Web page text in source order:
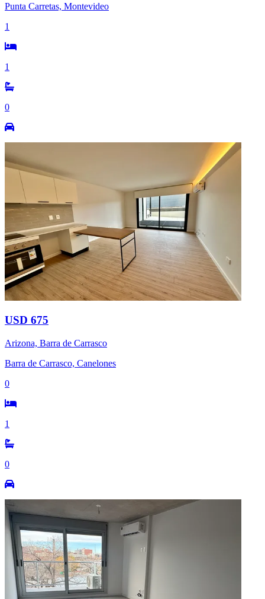
Punta Carretas, Montevideo
1
1
0
USD 675
Arizona, Barra de Carrasco
Barra de Carrasco, Canelones
0
1
0